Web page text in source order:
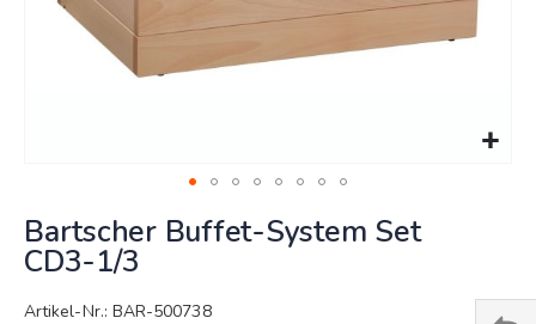
zum
Anfang
der
Bildergalerie
Bartscher Buffet-System Set
CD3-1/3
Artikel-Nr.: BAR-500738